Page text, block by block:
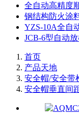
全自动高精度
钢结构防火涂
YZS-10A全自
JCB-6型自动
首页
产品天地
安全帽/安全带
安全帽垂直间